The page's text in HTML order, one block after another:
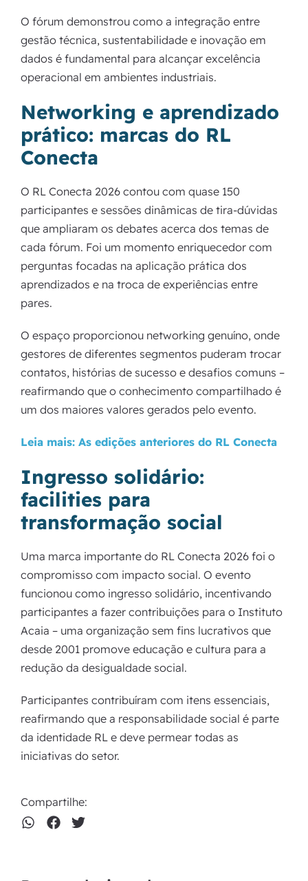
O fórum demonstrou como a integração entre
gestão técnica, sustentabilidade e inovação em
dados é fundamental para alcançar excelência
operacional em ambientes industriais.
Networking e aprendizado
prático: marcas do RL
Conecta
O RL Conecta 2026 contou com quase 150
participantes e sessões dinâmicas de tira-dúvidas
que ampliaram os debates acerca dos temas de
cada fórum. Foi um momento enriquecedor com
perguntas focadas na aplicação prática dos
aprendizados e na troca de experiências entre
pares.
O espaço proporcionou networking genuíno, onde
gestores de diferentes segmentos puderam trocar
contatos, histórias de sucesso e desafios comuns –
reafirmando que o conhecimento compartilhado é
um dos maiores valores gerados pelo evento.
Leia mais: As edições anteriores do RL Conecta
Ingresso solidário:
facilities para
transformação social
Uma marca importante do RL Conecta 2026 foi o
compromisso com impacto social. O evento
funcionou como ingresso solidário, incentivando
participantes a fazer contribuições para o Instituto
Acaia – uma organização sem fins lucrativos que
desde 2001 promove educação e cultura para a
redução da desigualdade social.
Participantes contribuíram com itens essenciais,
reafirmando que a responsabilidade social é parte
da identidade RL e deve permear todas as
iniciativas do setor.
Compartilhe: